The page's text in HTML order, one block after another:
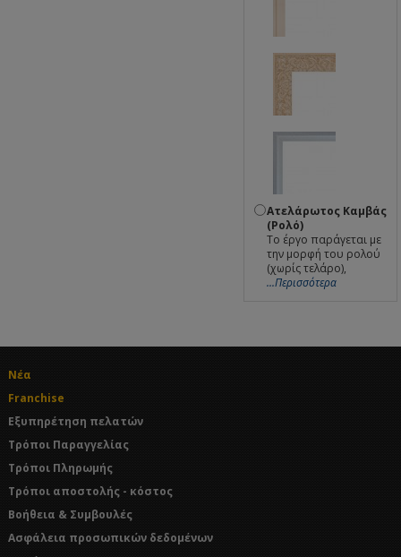
Ατελάρωτος Καμβάς
(Ρολό)
Το έργο παράγεται με
την μορφή του ρολού
(χωρίς τελάρο),
...Περισσότερα
Νέα
Franchise
Εξυπηρέτηση πελατών
Τρόποι Παραγγελίας
Τρόποι Πληρωμής
Τρόποι αποστολής - κόστος
Βοήθεια & Συμβουλές
Ασφάλεια προσωπικών δεδομένων